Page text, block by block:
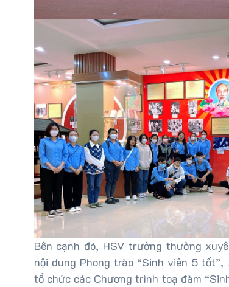
Bên cạnh đó, HSV trường thường
nội dung Phong trào “Sinh viên 5
tổ chức các Chương trình toạ đàm